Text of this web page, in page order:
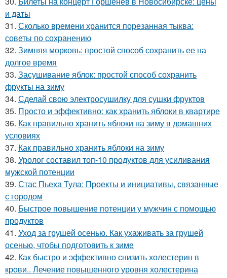
и даты
31. Сколько времени хранится порезанная тыква:
советы по сохранению
32. Зимняя морковь: простой способ сохранить ее на
долгое время
33. Засушивание яблок: простой способ сохранить
фрукты на зиму
34. Сделай свою электросушилку для сушки фруктов
35. Просто и эффективно: как хранить яблоки в квартире
36. Как правильно хранить яблоки на зиму в домашних
условиях
37. Как правильно хранить яблоки на зиму
38. Уролог составил топ-10 продуктов для усиливания
мужской потенции
39. Стас Пьеха Тула: Проекты и инициативы, связанные
с городом
40. Быстрое повышение потенции у мужчин с помощью
продуктов
41. Уход за грушей осенью. Как ухаживать за грушей
осенью, чтобы подготовить к зиме
42. Как быстро и эффективно снизить холестерин в
крови.. Лечение повышенного уровня холестерина